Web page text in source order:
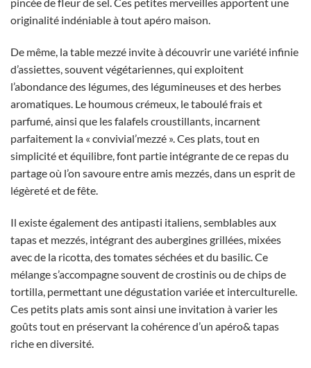
originalité indéniable à tout apéro maison.
De même, la table mezzé invite à découvrir une variété infinie
d’assiettes, souvent végétariennes, qui exploitent
l’abondance des légumes, des légumineuses et des herbes
aromatiques. Le houmous crémeux, le taboulé frais et
parfumé, ainsi que les falafels croustillants, incarnent
parfaitement la « convivial’mezzé ». Ces plats, tout en
simplicité et équilibre, font partie intégrante de ce repas du
partage où l’on savoure entre amis mezzés, dans un esprit de
légèreté et de fête.
Il existe également des antipasti italiens, semblables aux
tapas et mezzés, intégrant des aubergines grillées, mixées
avec de la ricotta, des tomates séchées et du basilic. Ce
mélange s’accompagne souvent de crostinis ou de chips de
tortilla, permettant une dégustation variée et interculturelle.
Ces petits plats amis sont ainsi une invitation à varier les
goûts tout en préservant la cohérence d’un apéro& tapas
riche en diversité.